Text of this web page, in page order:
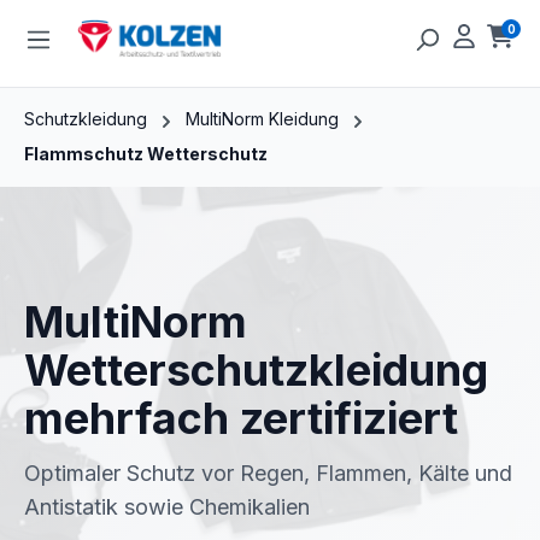
Zum Hauptinhalt springen 0
Schutzkleidung
MultiNorm Kleidung
Flammschutz Wetterschutz
MultiNorm
Wetterschutzkleidung
mehrfach zertifiziert
Optimaler Schutz vor Regen, Flammen, Kälte und
Antistatik sowie Chemikalien